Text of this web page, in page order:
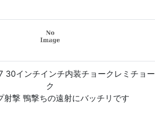
30インチインチ内装チョークレミチョー
ク
射撃 鴨撃ちの遠射にバッチリです